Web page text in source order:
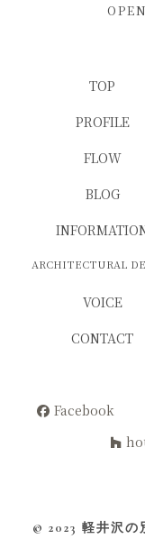
TOP
PROFILE
FLOW
BLOG
ARCHITECTURAL
VOICE
CONTACT
Facebook
© 2023軽井沢の